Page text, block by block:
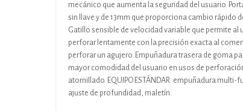
mecánico que aumenta la seguridad del usuario.
sin llave y de 13mm que proporciona cambio rápido
Gatillo sensible de velocidad variable que permite al
perforar lentamente con la precisión exacta al
perforar un agujero. Empuñadura trasera de goma
mayor comodidad del usuario en usos de
atornillado. EQUIPO ESTÁNDAR: empuñadura multi-
ajuste de profundidad, maletín.